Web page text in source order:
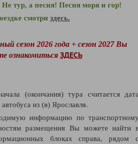
тур, а песня! Песня моря и гор!
смотри здесь.
сезон 2026 года + сезон 2027 Вы
ознакомиться ЗДЕСЬ
(окончания) тура считается
из (в) Ярославля.
информацию по
размещения Вы можете найти
блоках справа, рядом